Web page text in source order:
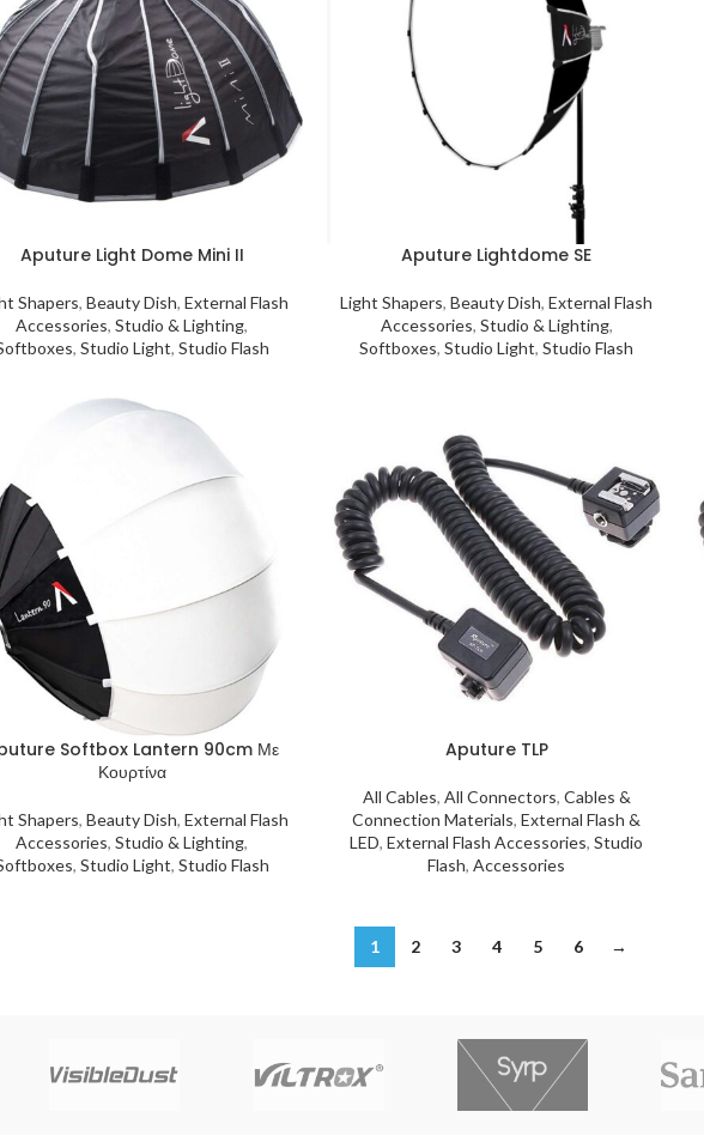
Aputure Light Dome Mini II
Shapers, Beauty Dish, External Flash
Accessories,Studio & Lighting,
, Studio Light, Studio Flash
Aputure Lightdome SE
Light Shapers,Beauty Dish,External Flash
Accessories, Studio & Lighting,
Softboxes,Studio Light,Studio Flash
Softbox Lantern 90cm Με
Κουρτίνα
Shapers, Beauty Dish, External Flash
Accessories,Studio & Lighting,
, Studio Light, Studio Flash
Aputure TLP
All Cables, All Connectors, Cables &
Connection Materials,External Flash &
LED,External Flash Accessories,Studio
Flash,Accessories
1 2 3 4 5 6 →